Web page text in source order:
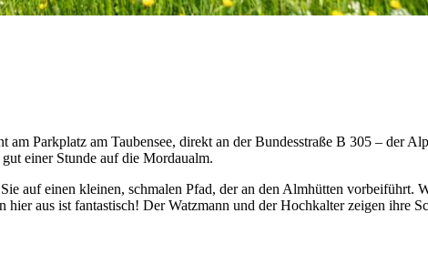
Parkplatz am Taubensee, direkt an der Bundesstraße B 305 – der
einer Stunde auf die Mordaualm.
auf einen kleinen, schmalen Pfad, der an den Almhütten vorbeiführt.
aus ist fantastisch! Der Watzmann und der Hochkalter zeigen ihre